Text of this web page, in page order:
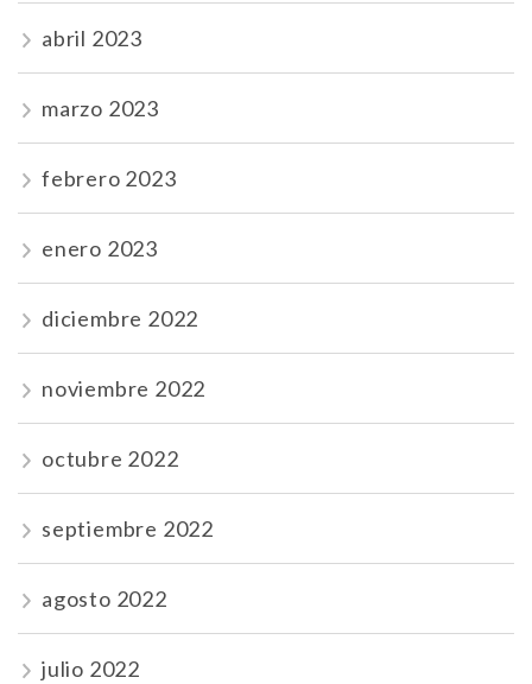
abril 2023
marzo 2023
febrero 2023
enero 2023
diciembre 2022
noviembre 2022
octubre 2022
septiembre 2022
agosto 2022
julio 2022